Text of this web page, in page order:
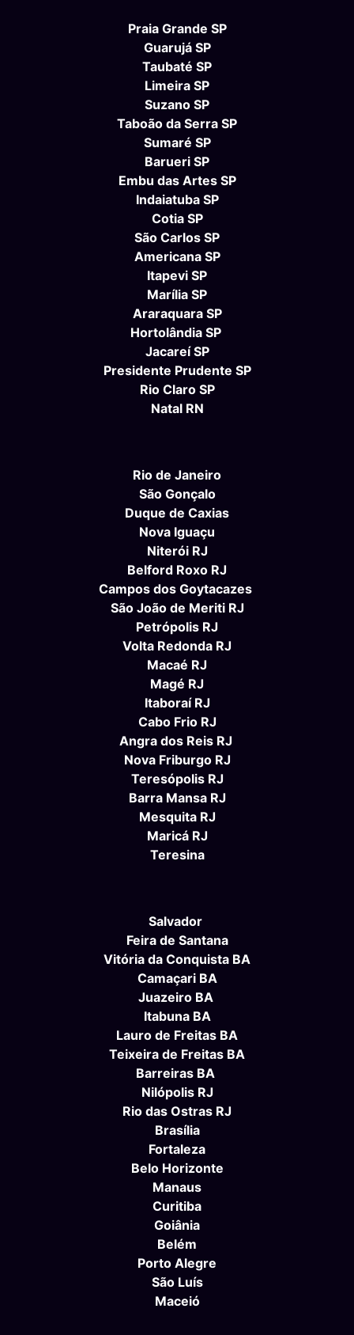
Praia Grande SP
Guarujá SP
Taubaté SP
Limeira SP
Suzano SP
Taboão da Serra SP
Sumaré SP
Barueri SP
Embu das Artes SP
Indaiatuba SP
Cotia SP
São Carlos SP
Americana SP
Itapevi SP
Marília SP
Araraquara SP
Hortolândia SP
Jacareí SP
Presidente Prudente SP
Rio Claro SP
Natal RN
Rio de Janeiro
São Gonçalo
Duque de Caxias
Nova Iguaçu
Niterói RJ
Belford Roxo RJ
Campos dos Goytacazes
São João de Meriti RJ
Petrópolis RJ
Volta Redonda RJ
Macaé RJ
Magé RJ
Itaboraí RJ
Cabo Frio RJ
Angra dos Reis RJ
Nova Friburgo RJ
Teresópolis RJ
Barra Mansa RJ
Mesquita RJ
Maricá RJ
Teresina
Salvador
Feira de Santana
Vitória da Conquista BA
Camaçari BA
Juazeiro BA
Itabuna BA
Lauro de Freitas BA
Teixeira de Freitas BA
Barreiras BA
Nilópolis RJ
Rio das Ostras RJ
Brasília
Fortaleza
Belo Horizonte
Manaus
Curitiba
Goiânia
Belém
Porto Alegre
São Luís
Maceió